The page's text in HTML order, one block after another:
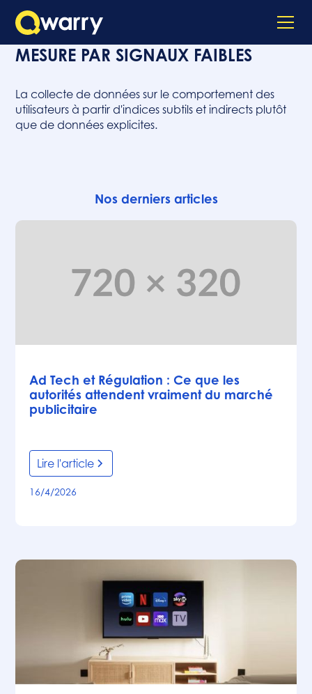
MESURE PAR SIGNAUX FAIBLES
La collecte de données sur le comportement des
utilisateurs à partir d'indices subtils et indirects plutôt
que de données explicites.
Nos derniers articles
Ad Tech et Régulation : Ce que les
autorités attendent vraiment du marché
publicitaire
Lire l'article
16/4/2026